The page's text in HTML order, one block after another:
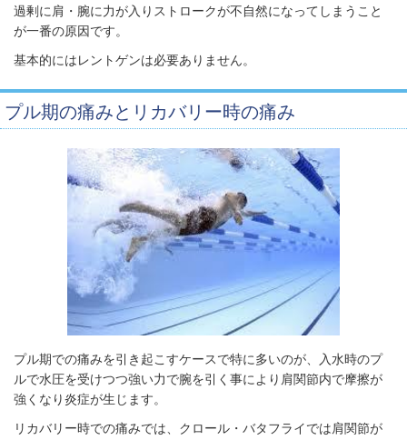
過剰に肩・腕に力が入りストロークが不自然になってしまうこと
が一番の原因です。
基本的にはレントゲンは必要ありません。
プル期の痛みとリカバリー時の痛み
プル期での痛みを引き起こすケースで特に多いのが、入水時のプ
ルで水圧を受けつつ強い力で腕を引く事により肩関節内で摩擦が
強くなり炎症が生じます。
リカバリー時での痛みでは、クロール・バタフライでは肩関節が